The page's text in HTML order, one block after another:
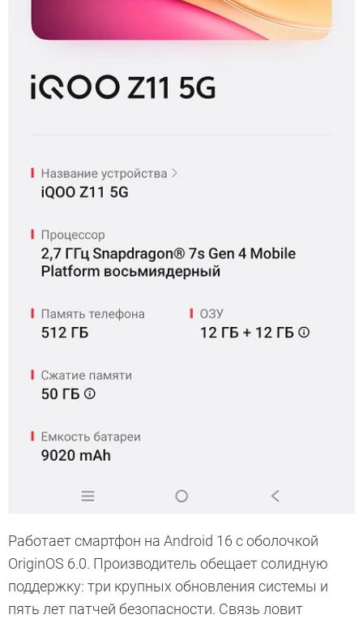
Работает смартфон на Android 16 с оболочкой
OriginOS 6.0. Производитель обещает солидную
поддержку: три крупных обновления системы и
пять лет патчей безопасности. Связь ловит